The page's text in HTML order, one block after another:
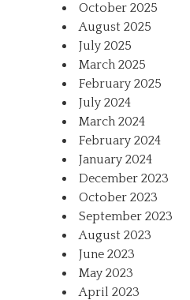
October 2025
August 2025
July 2025
March 2025
February 2025
July 2024
March 2024
February 2024
January 2024
December 2023
October 2023
September 2023
August 2023
June 2023
May 2023
April 2023